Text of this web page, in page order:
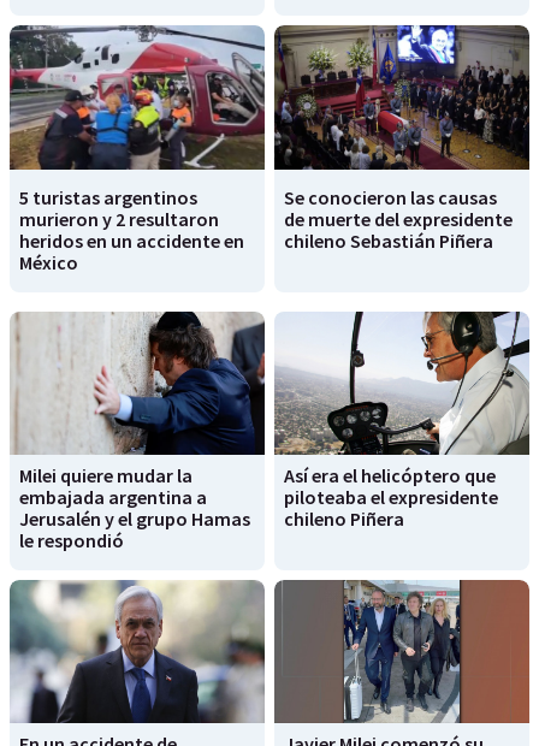
5 turistas argentinos
murieron y 2 resultaron
heridos en un accidente en
México
Se conocieron las causas
de muerte del expresidente
chileno Sebastián Piñera
Milei quiere mudar la
embajada argentina a
Jerusalén y el grupo Hamas
le respondió
Así era el helicóptero que
piloteaba el expresidente
chileno Piñera